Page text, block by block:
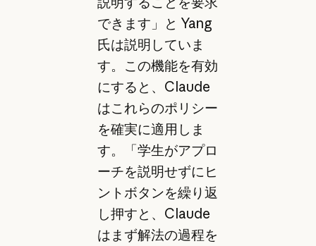
できます」と Yang
氏は説明していま
す。この機能を有効
にすると、Claude
はこれらのポリシー
を確実に適用しま
す。「学生がアプロ
ーチを説明せずにヒ
ントボタンを繰り返
し押すと、Claude
はまず解法の過程を